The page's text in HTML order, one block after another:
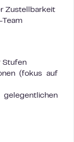
Zustellbarkeit
Stufen
(fokus auf